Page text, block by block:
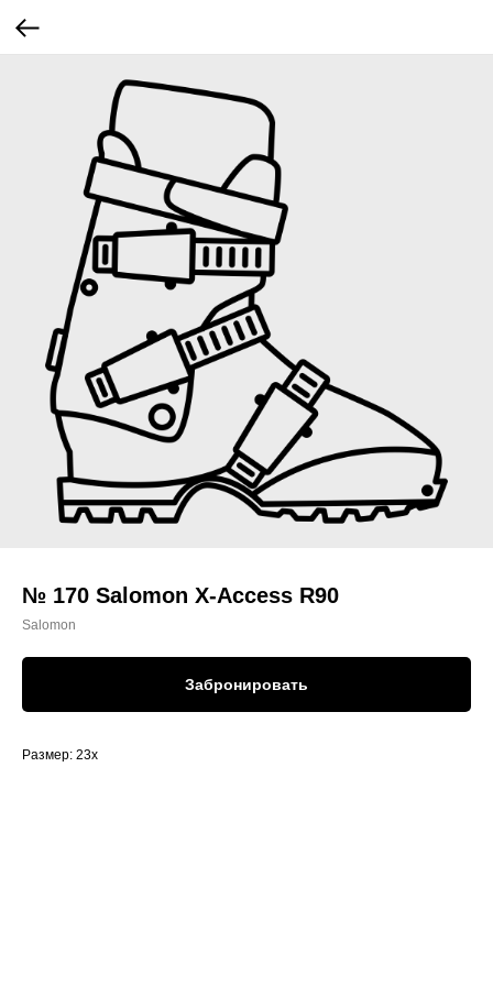
№ 170 Salomon X-Access R90
Salomon
Забронировать
Размер: 23x